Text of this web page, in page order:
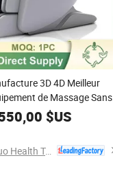
3D 4D Meilleur
de Massage Sans
Télécommande pour
Santé
$US
Fujian Jingtuo Health Technology Co., Ltd.